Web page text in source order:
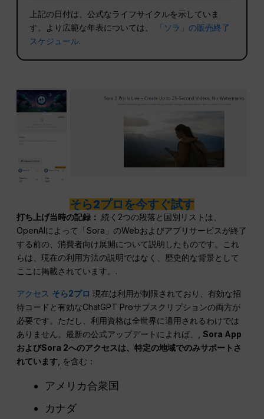
上記の日付は、公式なライフサイクルを示していま
す。より広範な年表については、
「ソラ」の販売終了
スケジュール.
そら2プロを今すぐ試す
打ち上げ当時の記録： 続く2つの段落と国別リストは、
OpenAIによって「Sora」のWebおよびアプリサービスが終了
する前の、消費者向け展開について説明したものです。これ
らは、現在の利用方法の説明ではなく、歴史的な背景として
ここに掲載されています。.
アクセス そら2プロ 現在は利用が制限されており、有効な招
待コードと有効なChatGPT Proサブスクリプションの両方が
必要です。ただし、利用資格は全世界に適用されるわけでは
ありません。最新の公式アップデートによれば、,Sora App
およびSora 2へのアクセスは、特定の地域でのみサポートさ
れています , を含む：
アメリカ合衆国
カナダ